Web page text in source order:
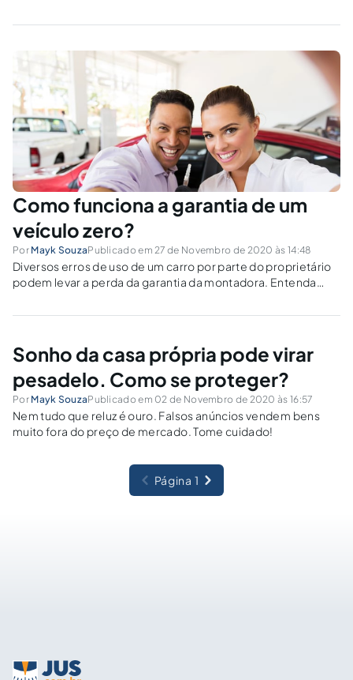
Como funciona a garantia de um
veículo zero?
Por Mayk SouzaPublicado em 27 de Novembro de 2020 às 14:48
Diversos erros de uso de um carro por parte do proprietário
podem levar a perda da garantia da montadora. Entenda
Sonho da casa própria pode virar
pesadelo. Como se proteger?
Por Mayk SouzaPublicado em 02 de Novembro de 2020 às 16:57
Nem tudo que reluz é ouro. Falsos anúncios vendem bens
muito fora do preço de mercado. Tome cuidado!
Página 1